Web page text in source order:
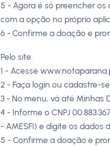
5 - Agora é só preencher os
com a opção no próprio
6 - Confirme a doação e
Pelo site:
1 - Acesse
2 - Faça login ou cadastre-
3 - No menu, vá até Minhas
4 - Informe o CNPJ
- AMESFI) e digite os dados
5 - Confirme a doação e